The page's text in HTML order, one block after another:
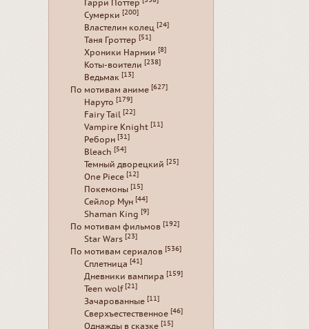
Гарри Поттер
Сумерки [200]
Властелин колец [24]
Таня Гроттер [51]
Хроники Нарнии [8]
Коты-воители [238]
Ведьмак [13]
По мотивам аниме [627]
Наруто [179]
Fairy Tail [22]
Vampire Knight [11]
Реборн [31]
Bleach [54]
Темный дворецкий [25]
One Piece [12]
Покемоны [15]
Сейлор Мун [44]
Shaman King [9]
По мотивам фильмов [192]
Star Wars [23]
По мотивам сериалов [536]
Сплетница [41]
Дневники вампира [159]
Teen wolf [21]
Зачарованные [11]
Сверхъестественное [46]
Однажды в сказке [15]